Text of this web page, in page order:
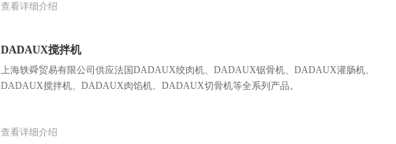
查看详细介绍
DADAUX搅拌机
上海轶舜贸易有限公司供应法国DADAUX绞肉机、DADAUX锯骨机、DADAUX灌肠机、
DADAUX搅拌机、DADAUX肉馅机、DADAUX切骨机等全系列产品。
查看详细介绍